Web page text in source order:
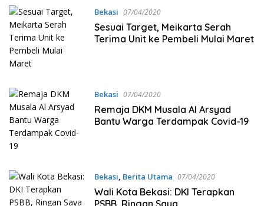
Bekasi 07/04/2020
Sesuai Target, Meikarta Serah
Terima Unit ke Pembeli Mulai Maret
Bekasi 07/04/2020
Remaja DKM Musala Al Arsyad
Bantu Warga Terdampak Covid-19
Bekasi, Berita Utama 07/04/2020
Wali Kota Bekasi: DKI Terapkan
PSBB, Ringan Saya